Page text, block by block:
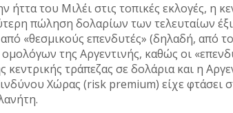
ήττα του Μιλέι στις τοπικές εκλογές, η
πώληση δολαρίων των τελευταίων έξι
«θεσμικούς επενδυτές» (δηλαδή, από
της Αργεντινής, καθώς οι
κεντρικής τράπεζας σε δολάρια και η
Χώρας (risk premium) είχε φτάσει